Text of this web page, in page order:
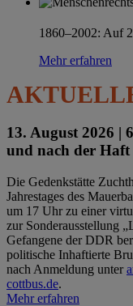
1860–2002: Auf
Mehr erfahren
13. August 2026 |
und nach der
Die Gedenkstätte
Jahrestages des
um 17 Uhr zu einer
zur Sonderausstellung
Gefangene der DDR
politische Inhaftierte
nach Anmeldung unter
cottbus.de.
Mehr erfahren